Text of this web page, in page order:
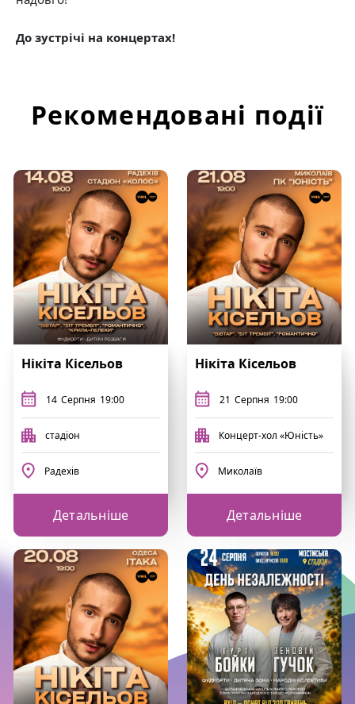
До зустрічі на концертах!
Рекомендовані події
Нікіта Кісельов
14 Серпня 19:00
стадіон
Радехів
Детальніше
Нікіта Кісельов
21 Серпня 19:00
Концерт-хол «Юність»
Миколаїв
Детальніше